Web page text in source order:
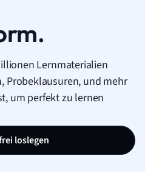
Lernmaterialien
Probeklausuren, und mehr
um perfekt zu lernen
loslegen